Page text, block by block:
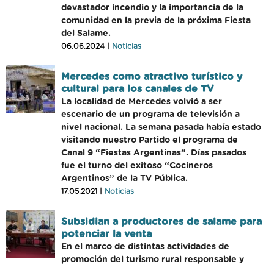
devastador incendio y la importancia de la
comunidad en la previa de la próxima Fiesta
del Salame.
06.06.2024 | Noticias
Mercedes como atractivo turístico y
cultural para los canales de TV
La localidad de Mercedes volvió a ser
escenario de un programa de televisión a
nivel nacional. La semana pasada había estado
visitando nuestro Partido el programa de
Canal 9 “Fiestas Argentinas”. Días pasados
fue el turno del exitoso “Cocineros
Argentinos” de la TV Pública.
17.05.2021 | Noticias
Subsidian a productores de salame para
potenciar la venta
En el marco de distintas actividades de
promoción del turismo rural responsable y